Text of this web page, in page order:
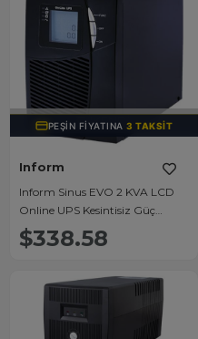
TÜKENDI
PEŞIN FIYATINA3 TAKSIT
Inform
Inform Sinus EVO 2 KVA LCD
Online UPS Kesintisiz Güç
Kaynağı 6-14 Dk (4x7Ah)
$338.58